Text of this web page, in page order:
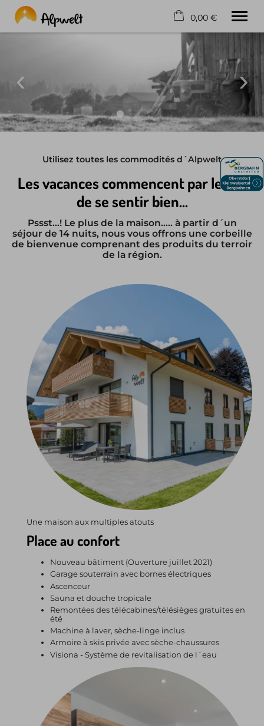
Home
Appartements
Contact
Français
+49 8322 7172
0,00 €
La corbeille est vide
Utilisez toutes les commodités d´Alpwelt
Les vacances commencent par le fait
de se sentir bien...
Pssst...! Le plus de la maison..... à partir d´un
séjour de 14 nuits, nous vous offrons une corbeille
de bienvenue comprenant des produits du terroir
de la région.
Une maison aux multiples atouts
Place au confort
Nouveau bâtiment (Ouverture juillet 2021)
Garage souterrain avec bornes électriques
Ascenceur
Sauna et douche tropicale
Remontées des télécabines/télésièges gratuites en
été
Machine à laver, sèche-linge inclus
Armoire à skis privée avec sèche-chaussures
Visiona - Système de revitalisation de l´eau